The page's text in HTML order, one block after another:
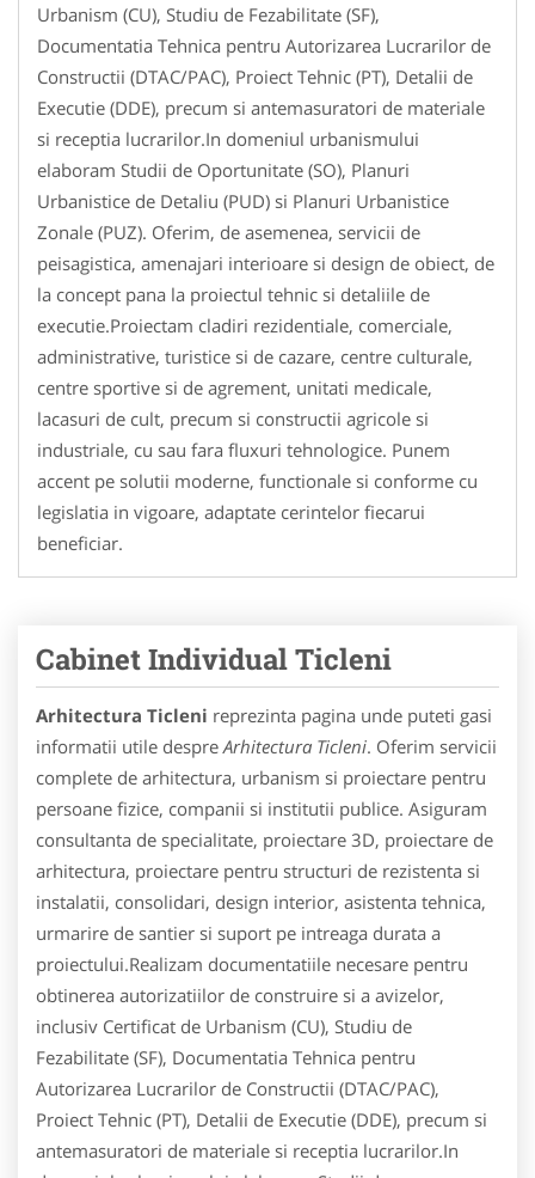
Urbanism (CU), Studiu de Fezabilitate (SF),
Documentatia Tehnica pentru Autorizarea Lucrarilor de
Constructii (DTAC/PAC), Proiect Tehnic (PT), Detalii de
Executie (DDE), precum si antemasuratori de materiale
si receptia lucrarilor.In domeniul urbanismului
elaboram Studii de Oportunitate (SO), Planuri
Urbanistice de Detaliu (PUD) si Planuri Urbanistice
Zonale (PUZ). Oferim, de asemenea, servicii de
peisagistica, amenajari interioare si design de obiect, de
la concept pana la proiectul tehnic si detaliile de
executie.Proiectam cladiri rezidentiale, comerciale,
administrative, turistice si de cazare, centre culturale,
centre sportive si de agrement, unitati medicale,
lacasuri de cult, precum si constructii agricole si
industriale, cu sau fara fluxuri tehnologice. Punem
accent pe solutii moderne, functionale si conforme cu
legislatia in vigoare, adaptate cerintelor fiecarui
beneficiar.
Cabinet Individual Ticleni
Arhitectura Ticleni reprezinta pagina unde puteti gasi
informatii utile despre Arhitectura Ticleni. Oferim servicii
complete de arhitectura, urbanism si proiectare pentru
persoane fizice, companii si institutii publice. Asiguram
consultanta de specialitate, proiectare 3D, proiectare de
arhitectura, proiectare pentru structuri de rezistenta si
instalatii, consolidari, design interior, asistenta tehnica,
urmarire de santier si suport pe intreaga durata a
proiectului.Realizam documentatiile necesare pentru
obtinerea autorizatiilor de construire si a avizelor,
inclusiv Certificat de Urbanism (CU), Studiu de
Fezabilitate (SF), Documentatia Tehnica pentru
Autorizarea Lucrarilor de Constructii (DTAC/PAC),
Proiect Tehnic (PT), Detalii de Executie (DDE), precum si
antemasuratori de materiale si receptia lucrarilor.In